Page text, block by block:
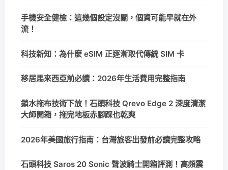
手機安全健檢：這幾個設定沒關，個資可能早就在外
流！
科技新知：為什麼 eSIM 正逐漸取代傳統 SIM 卡
移居馬來西亞前必讀：2026年生活費用完整指南
鎖水拖布技術下放！石頭科技 Qrevo Edge 2 深度清潔
大師開箱，拖完地板赤腳踩也乾爽
2026年美國旅行指南：台灣旅客出發前必讀完整攻略
石頭科技 Saros 20 Sonic 聲波騎士開箱評測！高頻震